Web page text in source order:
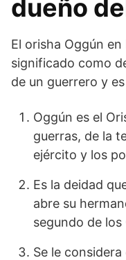
dueño
El orisha Oggún
significado como
de un guerrero y
Oggún es el
guerras, de la
ejército y los
Es la deidad
abre su
segundo de
Se le